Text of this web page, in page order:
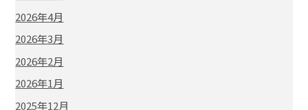
2026年4月
2026年3月
2026年2月
2026年1月
2025年12月